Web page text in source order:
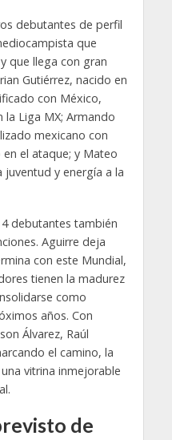
debutantes de perfil
que
que llega con gran
Gutiérrez, nacido en
con México,
la Liga MX; Armando
mexicano con
el ataque; y Mateo
juventud y energía a la
debutantes también
Aguirre deja
con este Mundial,
tienen la madurez
como
años. Con
Álvarez, Raúl
el camino, la
vitrina inmejorable
de